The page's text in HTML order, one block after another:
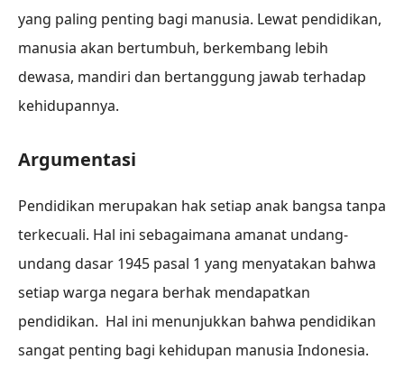
yang paling penting bagi manusia. Lewat pendidikan,
manusia akan bertumbuh, berkembang lebih
dewasa, mandiri dan bertanggung jawab terhadap
kehidupannya.
Argumentasi
Pendidikan merupakan hak setiap anak bangsa tanpa
terkecuali. Hal ini sebagaimana amanat undang-
undang dasar 1945 pasal 1 yang menyatakan bahwa
setiap warga negara berhak mendapatkan
pendidikan. Hal ini menunjukkan bahwa pendidikan
sangat penting bagi kehidupan manusia Indonesia.